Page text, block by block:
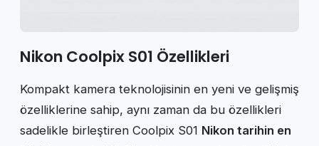
Nikon Coolpix S01 Özellikleri
Kompakt kamera teknolojisinin en yeni ve gelişmiş
özelliklerine sahip, aynı zaman da bu özellikleri
sadelikle birleştiren Coolpix S01 Nikon tarihin en